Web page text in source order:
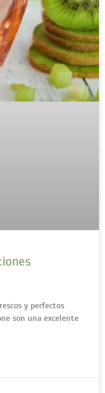
y perfectos
son una excelente